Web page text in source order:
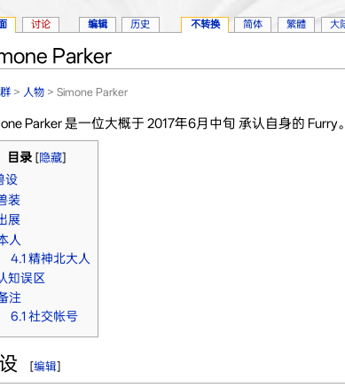
Parker
> 人物 > Simone Parker
Parker 是一位大概于 2017年6月中旬 承认自身的 Furry。
目录 [隐藏]
设
装
展
人
4.1精神北大人
知误区
注
6.1 社交帐号
[编辑]
讨论 编辑 历史 不转换 简体 繁體 大